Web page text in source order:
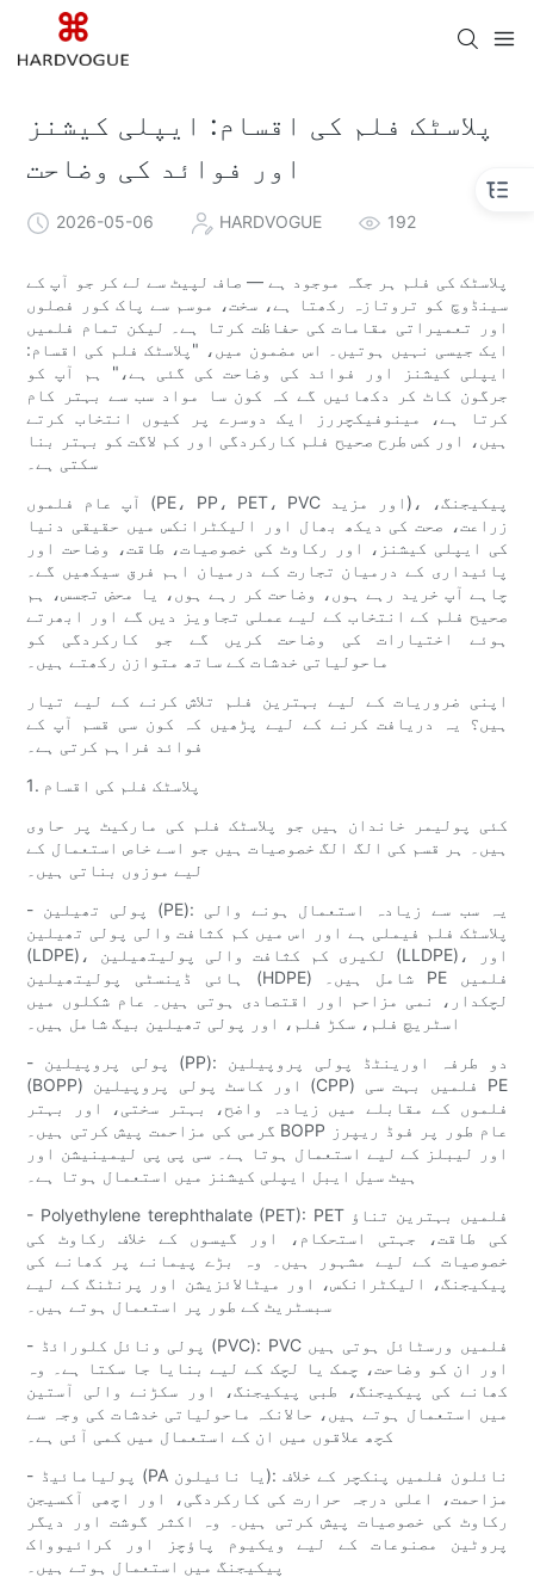
پلاسٹک فلم کی اقسام: ایپلی کیشنز
اور فوائد کی وضاحت
2026-05-06 HARDVOGUE 192
پلاسٹک کی فلم ہر جگہ موجود ہے — صاف لپیٹ سے لے کر جو آپ کے
سینڈوچ کو تروتازہ رکھتا ہے، سخت، موسم سے پاک کور فصلوں
اور تعمیراتی مقامات کی حفاظت کرتا ہے۔ لیکن تمام فلمیں
ایک جیسی نہیں ہوتیں۔ اس مضمون میں، "پلاسٹک فلم کی اقسام:
ایپلی کیشنز اور فوائد کی وضاحت کی گئی ہے،" ہم آپ کو
جرگون کاٹ کر دکھائیں گے کہ کون سا مواد سب سے بہتر کام
کرتا ہے، مینوفیکچررز ایک دوسرے پر کیوں انتخاب کرتے
ہیں، اور کس طرح صحیح فلم کارکردگی اور کم لاگت کو بہتر بنا
سکتی ہے۔
آپ عام فلموں (PE، PP، PET، PVC اور مزید)، پیکیجنگ،
زراعت، صحت کی دیکھ بھال اور الیکٹرانکس میں حقیقی دنیا
کی ایپلی کیشنز، اور رکاوٹ کی خصوصیات، طاقت، وضاحت اور
پائیداری کے درمیان تجارت کے درمیان اہم فرق سیکھیں گے۔
چاہے آپ خرید رہے ہوں، وضاحت کر رہے ہوں، یا محض تجسس، ہم
صحیح فلم کے انتخاب کے لیے عملی تجاویز دیں گے اور ابھرتے
ہوئے اختیارات کی وضاحت کریں گے جو کارکردگی کو
ماحولیاتی خدشات کے ساتھ متوازن رکھتے ہیں۔
اپنی ضروریات کے لیے بہترین فلم تلاش کرنے کے لیے تیار
ہیں؟ یہ دریافت کرنے کے لیے پڑھیں کہ کون سی قسم آپ کے
فوائد فراہم کرتی ہے۔
1. پلاسٹک فلم کی اقسام
کئی پولیمر خاندان ہیں جو پلاسٹک فلم کی مارکیٹ پر حاوی
ہیں۔ ہر قسم کی الگ الگ خصوصیات ہیں جو اسے خاص استعمال کے
لیے موزوں بناتی ہیں۔
- پولی تھیلین (PE): یہ سب سے زیادہ استعمال ہونے والی
پلاسٹک فلم فیملی ہے اور اس میں کم کثافت والی پولی تھیلین
(LDPE)، لکیری کم کثافت والی پولیتھیلین (LLDPE)، اور
ہائی ڈینسٹی پولیتھیلین (HDPE) شامل ہیں۔ PE فلمیں
لچکدار، نمی مزاحم اور اقتصادی ہوتی ہیں۔ عام شکلوں میں
اسٹریچ فلم، سکڑ فلم، اور پولی تھیلین بیگ شامل ہیں۔
- پولی پروپیلین (PP): دو طرفہ اورینٹڈ پولی پروپیلین
(BOPP) اور کاسٹ پولی پروپیلین (CPP) فلمیں بہت سی PE
فلموں کے مقابلے میں زیادہ واضح، بہتر سختی، اور بہتر
گرمی کی مزاحمت پیش کرتی ہیں۔ BOPP عام طور پر فوڈ ریپرز
اور لیبلز کے لیے استعمال ہوتا ہے۔ سی پی پی لیمینیشن اور
ہیٹ سیل ایبل ایپلی کیشنز میں استعمال ہوتا ہے۔
- Polyethylene terephthalate (PET): PET فلمیں بہترین تناؤ
کی طاقت، جہتی استحکام، اور گیسوں کے خلاف رکاوٹ کی
خصوصیات کے لیے مشہور ہیں۔ وہ بڑے پیمانے پر کھانے کی
پیکیجنگ، الیکٹرانکس، اور میٹالائزیشن اور پرنٹنگ کے لیے
سبسٹریٹ کے طور پر استعمال ہوتے ہیں۔
- پولی ونائل کلورائڈ (PVC): PVC فلمیں ورسٹائل ہوتی ہیں
اور ان کو وضاحت، چمک یا لچک کے لیے بنایا جا سکتا ہے۔ وہ
کھانے کی پیکیجنگ، طبی پیکیجنگ، اور سکڑنے والی آستین
میں استعمال ہوتے ہیں، حالانکہ ماحولیاتی خدشات کی وجہ سے
کچھ علاقوں میں ان کے استعمال میں کمی آئی ہے۔
- پولیامائیڈ (PA یا نائیلون): نائلون فلمیں پنکچر کے خلاف
مزاحمت، اعلی درجہ حرارت کی کارکردگی، اور اچھی آکسیجن
رکاوٹ کی خصوصیات پیش کرتی ہیں۔ وہ اکثر گوشت اور دیگر
پروٹین مصنوعات کے لیے ویکیوم پاؤچز اور کرائیوواک
پیکیجنگ میں استعمال ہوتے ہیں۔